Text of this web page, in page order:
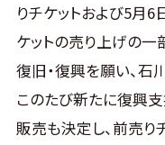
りチケットおよび5月6
ケットの売り上げの
復旧・復興を願い、石
このたび新たに復興
販売も決定し、前売り